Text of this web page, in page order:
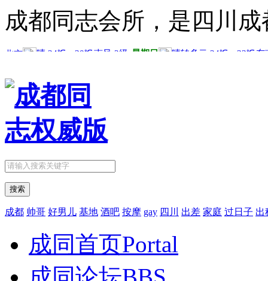
成都同志会所，是四川
搜索
成都 帅哥 好男儿 基地 酒吧 按摩 gay 四川 出差 家庭 过日子 出
成同首页Portal